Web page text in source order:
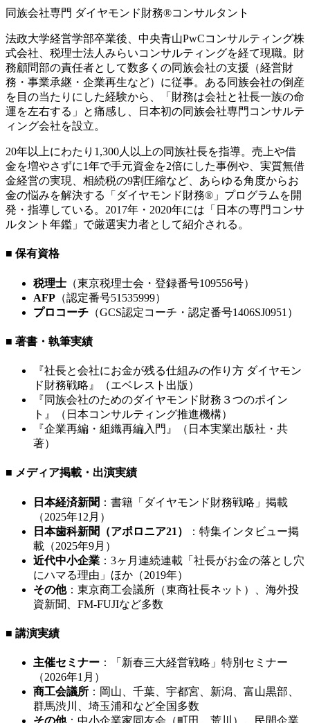
同族会社専門 ダイヤモンド財務®コンサルタント
法政大学経営学部卒業後、中央青山PwCコンサルティング株
式会社、税理士法人みらいコンサルティングを経て現職。財
務顧問部の責任者として数多くの同族会社の支援（経営財
務・事業承継・企業再生など）に従事。ある同族会社の倒産
を目の当たりにした経験から、「財務は会社と社長一族の命
運を左右する」と痛感し、日本初の同族会社専門コンサルテ
ィング会社を設立。
20年以上にわたり1,300人以上の同族社長を指導。売上や借
金を増やさずに1年で手元資金を2倍にした事例や、実質無借
金経営の実現、相続税の9割圧縮など、あらゆる角度からお
金の悩みを解決する「ダイヤモンド財務®」プログラムを開
発・指導している。2017年・2020年には「日本の専門コンサ
ルタント年鑑」で厳選実力者として紹介される。
■ 保有資格
税理士 （東京税理士会・登録番号109556号）
AFP （認定番号51535999）
プロコーチ （GCS認定コーチ・認定番号1406SJ0951）
■ 著書・執筆実績
『社長と会社にお金が残る仕組みの作り方 ダイヤモン
ド財務戦略』（エベレスト出版）
『同族会社のためのダイヤモンド財務３つのポイン
ト』（日本コンサルティング推進機構）
『企業再編・組織再編入門』（日本実業出版社・共
著）
■ メディア掲載・出演実績
日本経済新聞 ：書籍「ダイヤモンド財務戦略」掲載
（2025年12月）
日本歯科新聞（アポロニア21）
：特集インタビュー掲
載（2025年9月）
近代中小企業 ：3ヶ月連続連載「社長がお金の落とし穴
にハマる理由」ほか（2019年）
その他：東京商工会議所（東商社長ネット）、海外投
資新聞、FM-FUJIなど多数
■ 講演実績
主催セミナー ：「新春三大経営戦略」特別セミナー
（2026年1月）
商工会議所 ：岡山、千葉、宇都宮、新潟、富山黒部、
群馬渋川、埼玉浦和など全国多数